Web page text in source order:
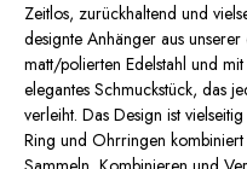
Zeitlos, zurückhaltend und
designte Anhänger aus
matt/polierten Edelstahl und
elegantes Schmuckstück, das
verleiht. Das Design ist
Ring und Ohrringen